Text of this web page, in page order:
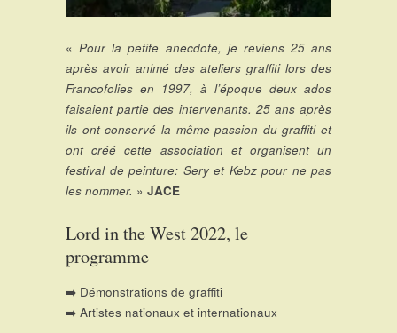
«Pour la petite anecdote, je reviens 25 ans
après avoir animé des ateliers graffiti lors des
Francofolies en 1997, à l’époque deux ados
faisaient partie des intervenants. 25 ans après
ils ont conservé la même passion du graffiti et
ont créé cette association et organisent un
festival de peinture: Sery et Kebz pour ne pas
les nommer. » JACE
Lord in the West 2022, le
programme
➡️ Démonstrations de graffiti
➡️ Artistes nationaux et internationaux